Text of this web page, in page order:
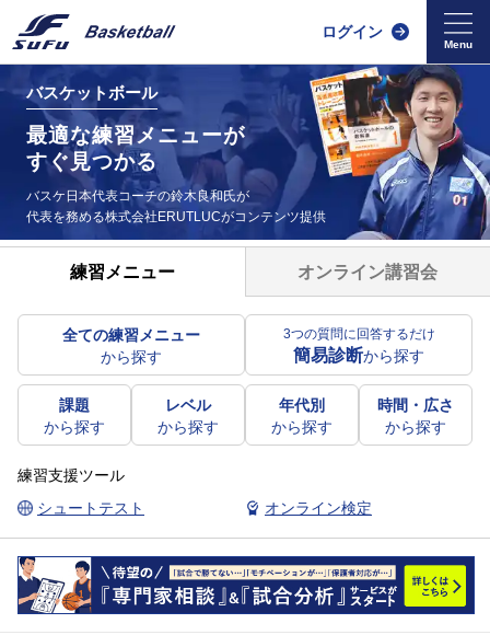
ログイン
バスケットボール
最適な練習メニューが
すぐ見つかる
バスケ日本代表コーチの鈴木良和氏が
代表を務める株式会社ERUTLUCがコンテンツ提供
練習メニュー オンライン講習会
全ての練習メニュー
から探す
3つの質問に回答するだけ
簡易診断から探す
課題
から探す
レベル
から探す
年代別
から探す
時間・広さ
から探す
練習支援ツール
シュートテスト
オンライン検定